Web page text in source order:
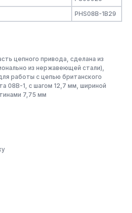
PHS08B-1B29
цепного привода, сделана из
из нержавеющей стали),
работы с цепью британского
08B-1, с шагом 12,7 мм, шириной
7,75 мм